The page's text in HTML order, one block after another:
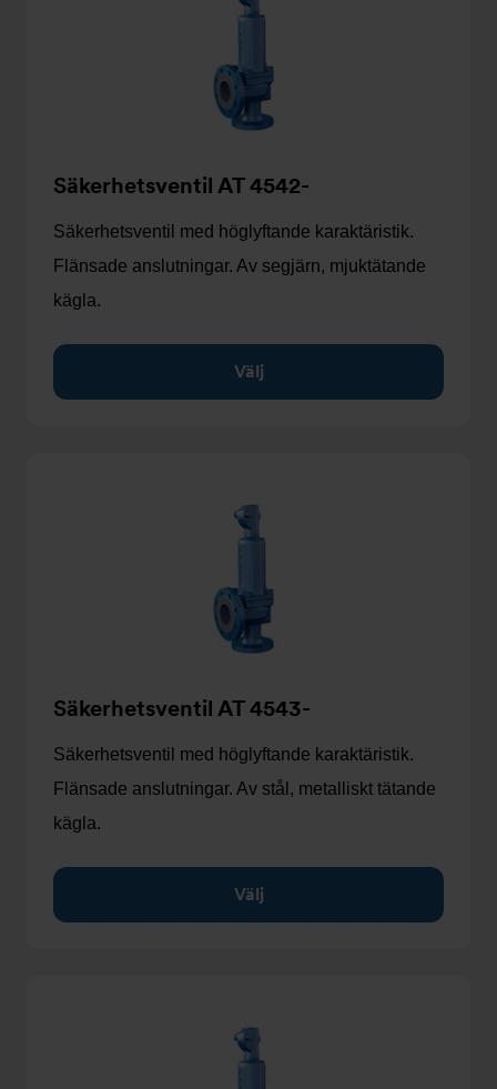
Säkerhetsventil AT 4542-
Säkerhetsventil med höglyftande karaktäristik.
Flänsade anslutningar. Av segjärn, mjuktätande
kägla.
Välj
Säkerhetsventil AT 4543-
Säkerhetsventil med höglyftande karaktäristik.
Flänsade anslutningar. Av stål, metalliskt tätande
kägla.
Välj